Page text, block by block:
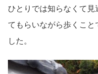
ひとりでは知らなくて見
てもらいながら歩くこと
した。